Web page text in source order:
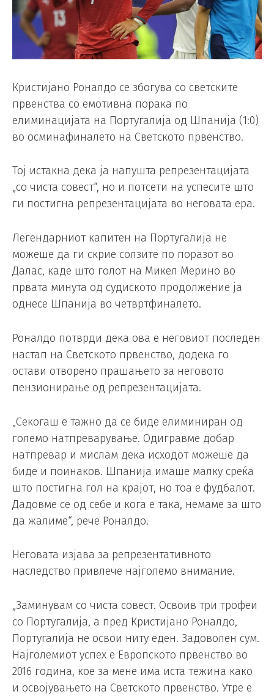
Кристијано Роналдо се збогува со светските
првенства со емотивна порака по
елиминацијата на Португалија од Шпанија (1:0)
во осминафиналето на Светското првенство.
Тој истакна дека ја напушта репрезентацијата
„со чиста совест“, но и потсети на успесите што
ги постигна репрезентацијата во неговата ера.
Легендарниот капитен на Португалија не
можеше да ги скрие солзите по поразот во
Далас, каде што голот на Микел Мерино во
првата минута од судиското продолжение ја
однесе Шпанија во четвртфиналето.
Роналдо потврди дека ова е неговиот последен
настап на Светското првенство, додека го
остави отворено прашањето за неговото
пензионирање од репрезентацијата.
„Секогаш е тажно да се биде елиминиран од
големо натпреварување. Одигравме добар
натпревар и мислам дека исходот можеше да
биде и поинаков. Шпанија имаше малку среќа
што постигна гол на крајот, но тоа е фудбалот.
Дадовме се од себе и кога е така, немаме за што
да жалиме“, рече Роналдо.
Неговата изјава за репрезентативното
наследство привлече најголемо внимание.
„Заминувам со чиста совест. Освоив три трофеи
со Португалија, а пред Кристијано Роналдо,
Португалија не освои ниту еден. Задоволен сум.
Најголемиот успех е Европското првенство во
2016 година, кое за мене има иста тежина како
и освојувањето на Светското првенство. Утре е